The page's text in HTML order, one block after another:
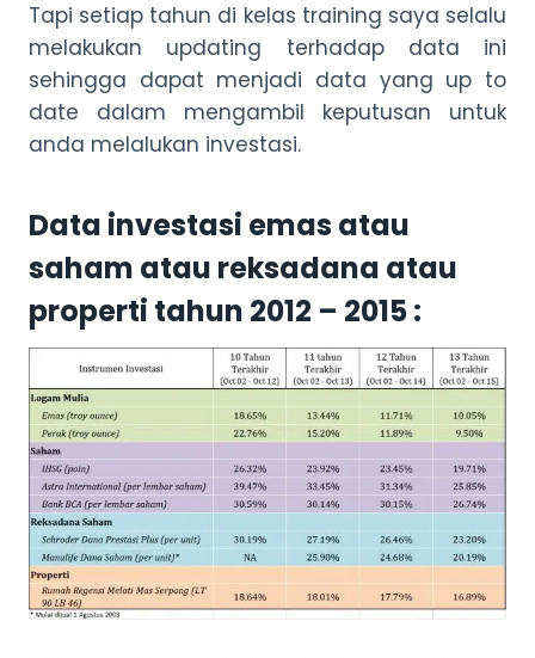
Tapi setiap tahun di kelas training saya selalu
melakukan updating terhadap data ini
sehingga dapat menjadi data yang up to
date dalam mengambil keputusan untuk
anda melalukan investasi.
Data investasi emas atau
saham atau reksadana atau
properti tahun 2012 – 2015 :